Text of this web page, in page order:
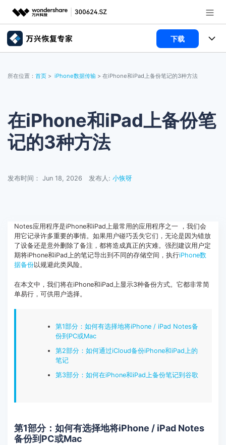
推荐产品
实用工具
关于万兴
客服热线：4000-300624
下载
文件修复
电脑数据恢复
破损文件修复
文章资讯
电脑数据恢复
服务与支持
联系我们
所在位置： 首页 > iPhone数据传输 > 在iPhone和iPad上备份笔记的3种方法
在iPhone和iPad上备份笔
记的3种方法
发布时间： Jun 18, 2026 发布人: 小恢呀
Notes应用程序是iPhone和iPad上最常用的应用程序之一 ，我们会
用它记录许多重要的事情。如果用户碰巧丢失它们，无论是因为错放
了设备还是意外删除了备注，都将造成真正的灾难。强烈建议用户定
期将iPhone和iPad上的笔记导出到不同的存储空间，执行iPhone数
据备份以规避此类风险。
在本文中，我们将在iPhone和iPad上显示3种备份方式。它都非常简
单易行，可供用户选择。
第1部分：如何有选择地将iPhone / iPad Notes备
份到PC或Mac
第2部分：如何通过iCloud备份iPhone和iPad上的
笔记
第3部分：如何在iPhone和iPad上备份笔记到谷歌
第1部分：如何有选择地将iPhone / iPad Notes
备份到PC或Mac